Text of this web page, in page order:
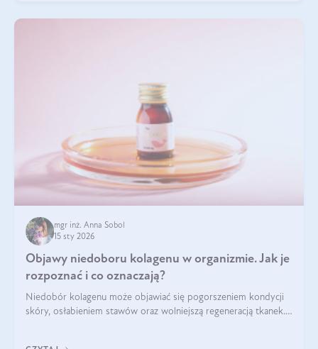
mgr inż. Anna Sobol
15 sty 2026
Objawy niedoboru kolagenu w organizmie. Jak je
rozpoznać i co oznaczają?
Niedobór kolagenu może objawiać się pogorszeniem kondycji
skóry, osłabieniem stawów oraz wolniejszą regeneracją tkanek.